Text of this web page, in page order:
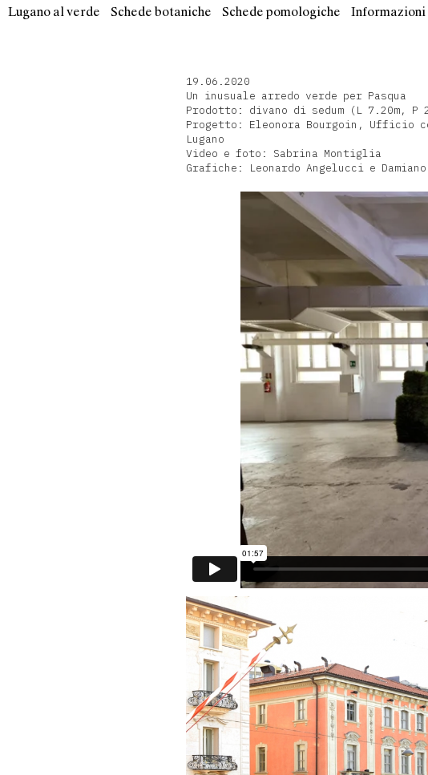
Lugano al verde Schede botaniche Schede pomologiche Informazioni
19.06.2020
Un inusuale arredo verde per Pasqua
Prodotto: divano di sedum (L 7.20m, P
Progetto: Eleonora Bourgoin,
Lugano
Video e foto: Sabrina Montiglia
Grafiche: Leonardo Angelucci e